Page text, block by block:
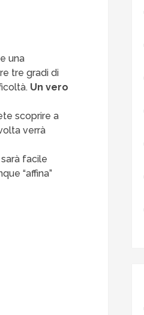
una
tre gradi di
Un vero
scoprire a
verrà
facile
“affina”